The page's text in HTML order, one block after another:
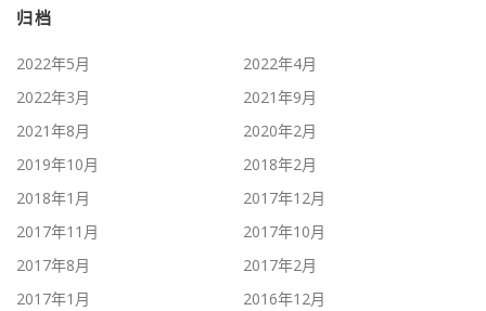
归档
2022年5月
2022年4月
2022年3月
2021年9月
2021年8月
2020年2月
2019年10月
2018年2月
2018年1月
2017年12月
2017年11月
2017年10月
2017年8月
2017年2月
2017年1月
2016年12月